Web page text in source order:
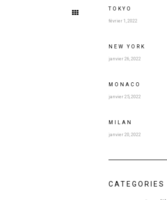
TOKYO
février 1, 2022
NEW YORK
janvier 26, 2022
MONACO
janvier 25, 2022
MILAN
janvier 20, 2022
CATEGORIES